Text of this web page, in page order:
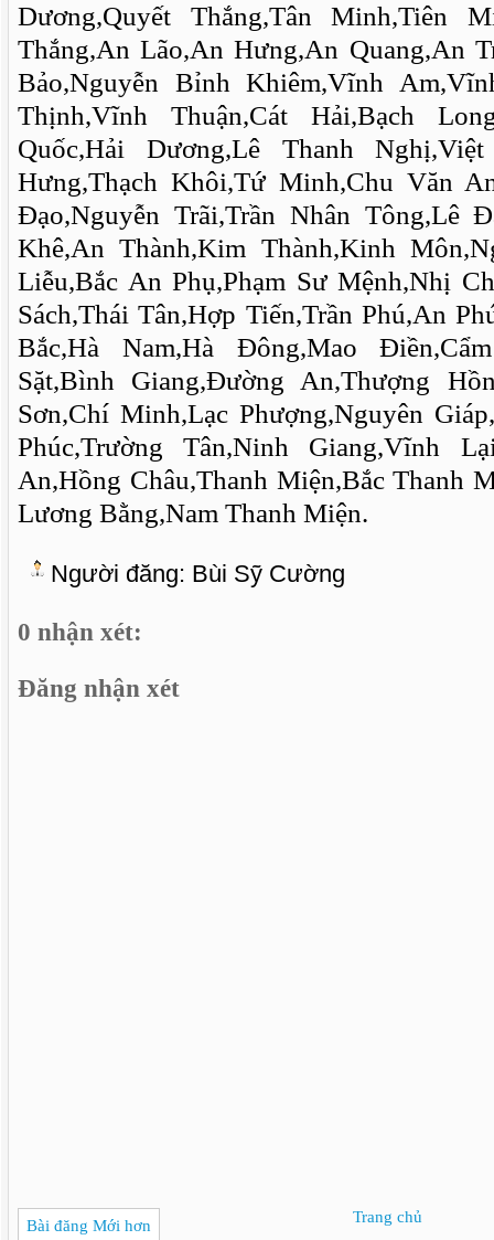
Dương,Quyết Thắng,Tân Minh,Tiên
Thắng,An Lão,An Hưng,An Quang,An
Bảo,Nguyễn Bỉnh Khiêm,Vĩnh
Thịnh,Vĩnh Thuận,Cát Hải,Bạch
Quốc,Hải Dương,Lê Thanh
Hưng,Thạch Khôi,Tứ Minh,Chu Văn
Đạo,Nguyễn Trãi,Trần Nhân Tông,Lê
Khê,An Thành,Kim Thành,Kinh
Liễu,Bắc An Phụ,Phạm Sư Mệnh,Nhị
Sách,Thái Tân,Hợp Tiến,Trần Phú,An
Bắc,Hà Nam,Hà Đông,Mao
Sặt,Bình Giang,Đường An,Thượng
Sơn,Chí Minh,Lạc Phượng,Nguyên
Phúc,Trường Tân,Ninh Giang,Vĩnh
An,Hồng Châu,Thanh Miện,Bắc Thanh
Lương Bằng,Nam Thanh Miện.
Người đăng: Bùi Sỹ Cường
0 nhận xét:
Đăng nhận xét
Bài đăng Mới hơn Trang chủ